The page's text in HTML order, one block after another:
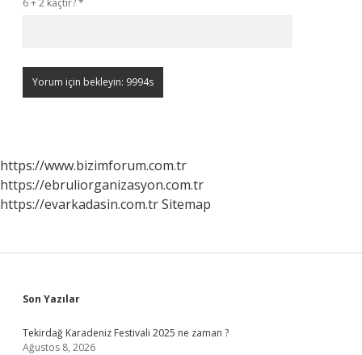
6 + 2 kaçtır?*
https://www.bizimforum.com.tr
https://ebruliorganizasyon.com.tr
https://evarkadasin.com.trSitemap
Sidebar
Son Yazılar
Tekirdağ Karadeniz Festivali 2025 ne zaman ?
Ağustos 8, 2026